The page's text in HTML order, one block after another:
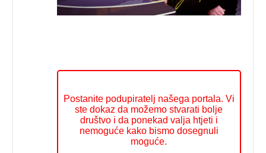
Postanite podupiratelj našega portala. Vi
ste dokaz da možemo stvarati bolje
društvo i da ponekad valja htjeti i
nemoguće kako bismo dosegnuli
moguće.